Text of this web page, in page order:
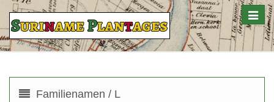
Toggle
Familienamen / L